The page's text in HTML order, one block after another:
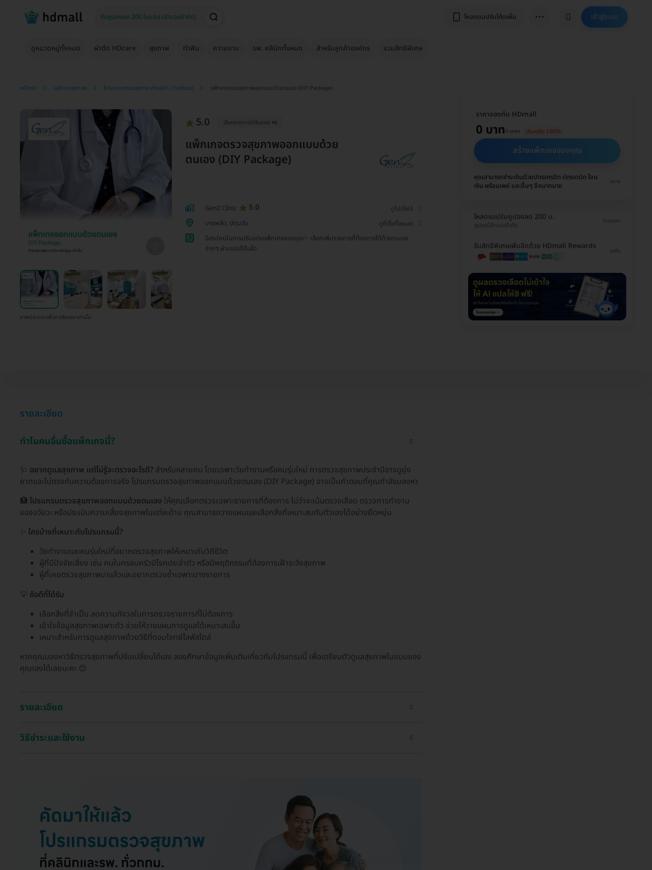
โหลดแอปรับโค้ดเพิ่ม ⋯ เข้าสู่ระบบ
ดูหมวดหมู่ทั้งหมด ผ่าตัด HDcare สุขภาพ ทำฟัน ความงาม รพ. คลินิกทั้งหมด สำหรับลูกค้าองค์กร รวมสิทธิพิเศษ
หน้าแรก แพ็กเกจสุขภาพ โปรแกรมตรวจสุขภาพ (Health Checkup) แพ็กเกจตรวจสุขภาพออกแบบด้วยตนเอง (DIY Package)
ภาพประกอบเพื่อการโฆษณาเท่านั้น
5.0 เลือกรายการได้ในแอป 📲
แพ็กเกจตรวจสุขภาพออกแบบด้วย
ตนเอง (DIY Package)
GenZ Clinic 5.0
ดูโปรไฟล์
บางพลัด, ปทุมวัน
ดูที่ตั้งทั้งหมด
1
อิสระใหม่ในการปรับแต่งแพ็กเกจของคุณ✨ เลือกเพิ่มรายการที่ต้องการได้ด้วยตนเอง
ง่ายๆ ผ่านแอปได้แล้ว
ราคาจองกับ HDmall
0 บาท1 บาท ประหยัด 100%
สร้างแพ็กเกจของคุณ
คุณสามารถชำระเงินด้วยบัตรเครดิต บัตรเดบิต โอน
เงิน พร้อมเพย์ และอื่นๆ อีกมากมาย
ขยาย
โหลดแอปรับคูปองลด 200 บ.
คูปองมีจำนวนจำกัด
โหลดเลย
รับสิทธิพิเศษเพิ่มอีกด้วย HDmall Rewards
ดูเพิ่ม
รายละเอียด
ทำไมคนอื่นซื้อแพ็กเกจนี้?
🩺 อยากดูแลสุขภาพ แต่ไม่รู้จะตรวจอะไรดี? สำหรับหลายคน โดยเฉพาะวัยทำงานหรือคนรุ่นใหม่ การตรวจสุขภาพประจำปีอาจดูยุ่ง
ยากและไม่ตรงกับความต้องการจริง โปรแกรมตรวจสุขภาพออกแบบด้วยตนเอง (DIY Package) อาจเป็นคำตอบที่คุณกำลังมองหา
🏥 โปรแกรมตรวจสุขภาพออกแบบด้วยตนเอง ให้คุณเลือกตรวจเฉพาะรายการที่ต้องการ ไม่ว่าจะเน้นตรวจเลือด ตรวจการทำงาน
ของอวัยวะ หรือประเมินความเสี่ยงสุขภาพในแต่ละด้าน คุณสามารถวางแผนและเลือกสิ่งที่เหมาะสมกับตัวเองได้อย่างยืดหยุ่น
ใครบ้างที่เหมาะกับโปรแกรมนี้?
วัยทำงานและคนรุ่นใหม่ที่อยากตรวจสุขภาพให้เหมาะกับวิถีชีวิต
ผู้ที่มีปัจจัยเสี่ยง เช่น คนในครอบครัวมีโรคประจำตัว หรือมีพฤติกรรมที่ต้องการเฝ้าระวังสุขภาพ
ผู้ที่เคยตรวจสุขภาพมาแล้วและอยากตรวจซ้ำเฉพาะบางรายการ
💡 ข้อดีที่ได้รับ
เลือกสิ่งที่จำเป็น ลดความกังวลในการตรวจรายการที่ไม่ต้องการ
เข้าใจข้อมูลสุขภาพเฉพาะตัว ช่วยให้วางแผนการดูแลได้เหมาะสมขึ้น
เหมาะสำหรับการดูแลสุขภาพด้วยวิธีที่ตอบโจทย์ไลฟ์สไตล์
หากคุณมองหาวิธีตรวจสุขภาพที่ปรับเปลี่ยนได้เอง ลองศึกษาข้อมูลเพิ่มเติมเกี่ยวกับโปรแกรมนี้ เพื่อเตรียมตัวดูแลสุขภาพในแบบของ
คุณเองได้เลยนะคะ 😊
รายละเอียด
วิธีชำระและใช้งาน